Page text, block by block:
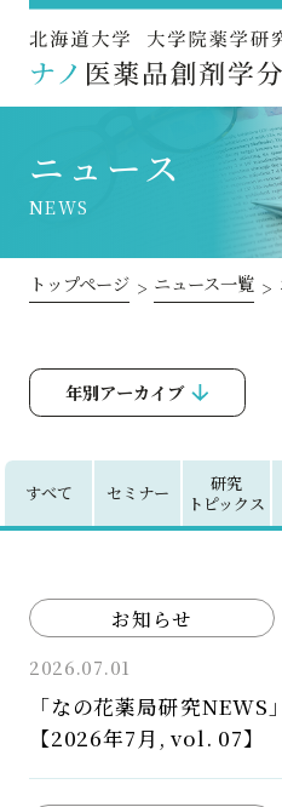
ニュース
NEWS
トップページ > ニュース一覧 >
年別アーカイブ
すべて セミナー
研究
トピックス
お知らせ
2026.07.01
「なの花薬局研究NEWS
【2026年7月, vol. 07】